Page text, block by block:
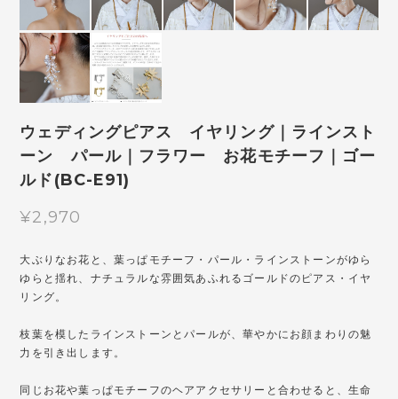
ウェディングピアス イヤリング｜ラインスト
ーン パール｜フラワー お花モチーフ｜ゴー
ルド(BC-E91)
¥2,970
大ぶりなお花と、葉っぱモチーフ・パール・ラインストーンがゆら
ゆらと揺れ、ナチュラルな雰囲気あふれるゴールドのピアス・イヤ
リング。
枝葉を模したラインストーンとパールが、華やかにお顔まわりの魅
力を引き出します。
同じお花や葉っぱモチーフのヘアアクセサリーと合わせると、生命